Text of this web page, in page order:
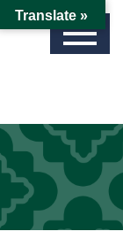
Translate »